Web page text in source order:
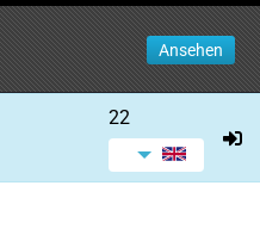
Ansehen
22